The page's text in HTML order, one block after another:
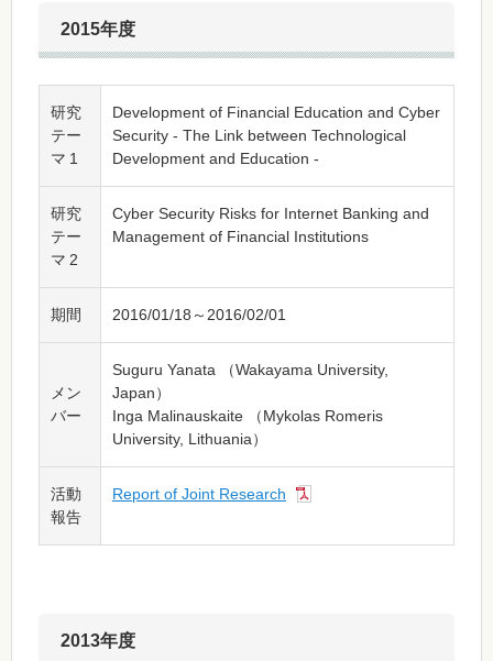
2015年度
研究
テー
マ 1
Development of Financial Education and Cyber
Security - The Link between Technological
Development and Education -
研究
テー
マ 2
Cyber Security Risks for Internet Banking and
Management of Financial Institutions
期間 2016/01/18～2016/02/01
メン
バー
Suguru Yanata （Wakayama University,
Japan）
Inga Malinauskaite （Mykolas Romeris
University, Lithuania）
活動
報告
Report of Joint Research
2013年度